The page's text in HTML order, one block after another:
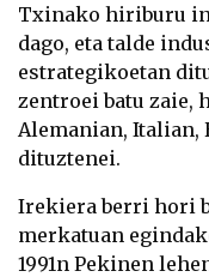
Txinako hiriburu
dago, eta talde
estrategikoetan
zentroei batu zaie,
Alemanian, Italian,
dituztenei.
Irekiera berri hori
merkatuan
1991n Pekinen